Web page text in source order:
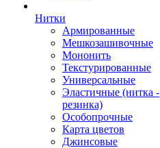
Нитки
Армированные
Мешкозашивочные
Мононить
Текстурированные
Универсальные
Эластичные (нитка -
резинка)
Особопрочные
Карта цветов
Джинсовые